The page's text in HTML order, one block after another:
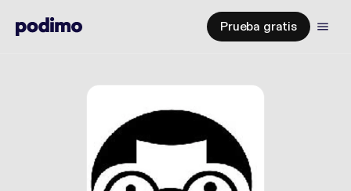
Prueba gratis